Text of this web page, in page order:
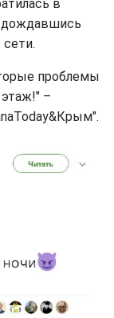
в
дождавшись
проблемы
–
"RoksolanaToday&Крым‏".